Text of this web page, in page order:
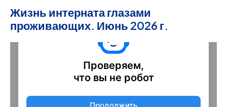
Жизнь интерната глазами
проживающих. Июнь 2026 г.